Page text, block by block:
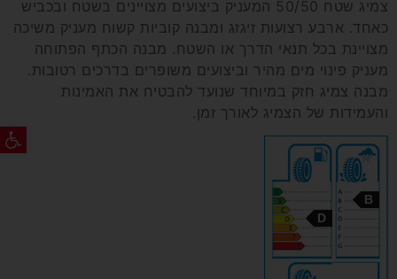
פתח
צמיג שטח 50/50 המעניק ביצועים מצויינים בשטח ובכביש
כאחד. ארבע רצועות זיגזג ומבנה קוביות קשוח מעניק משיכה
מצויינת בכל תנאי הדרך או השטח. מבנה הכתף הפתוחה
מעניק פינוי מים מהיר וביצועים משופרים בדרכים רטובות.
מבנה צמיג חזק במיוחד שנועד להבטיח את האמינות
והעמידות של הצמיג לאורך זמן.
D
B